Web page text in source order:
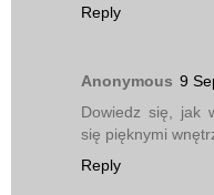
Reply
Anonymous 9
Dowiedz się, jak
się pięknymi
Reply